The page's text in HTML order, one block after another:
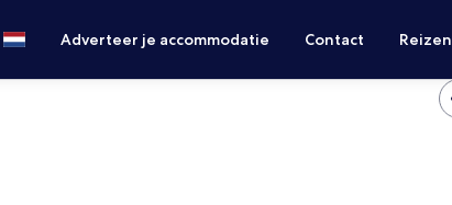
Adverteer je accommodatie Contact Reizen